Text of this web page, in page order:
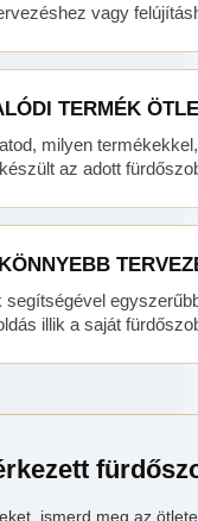
vagy
TERMÉK
milyen
készült az adott
KÖNNYEBB
illik a saját
ismerd meg az